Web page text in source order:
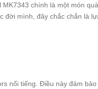
chính là một món
đời mình, đây chắc chắn là
nổi tiếng. Điều này đảm